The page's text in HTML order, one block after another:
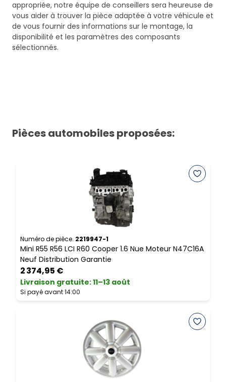
appropriée, notre équipe de conseillers sera heureuse de
vous aider à trouver la pièce adaptée à votre véhicule et
de vous fournir des informations sur le montage, la
disponibilité et les paramètres des composants
sélectionnés.
Pièces automobiles proposées:
Numéro de pièce. 2219947-1
Mini R55 R56 LCI R60 Cooper 1.6 Nue Moteur N47C16A
Neuf Distribution Garantie
2 374,95 €
Livraison gratuite:11–13 août
Si payé avant 14:00